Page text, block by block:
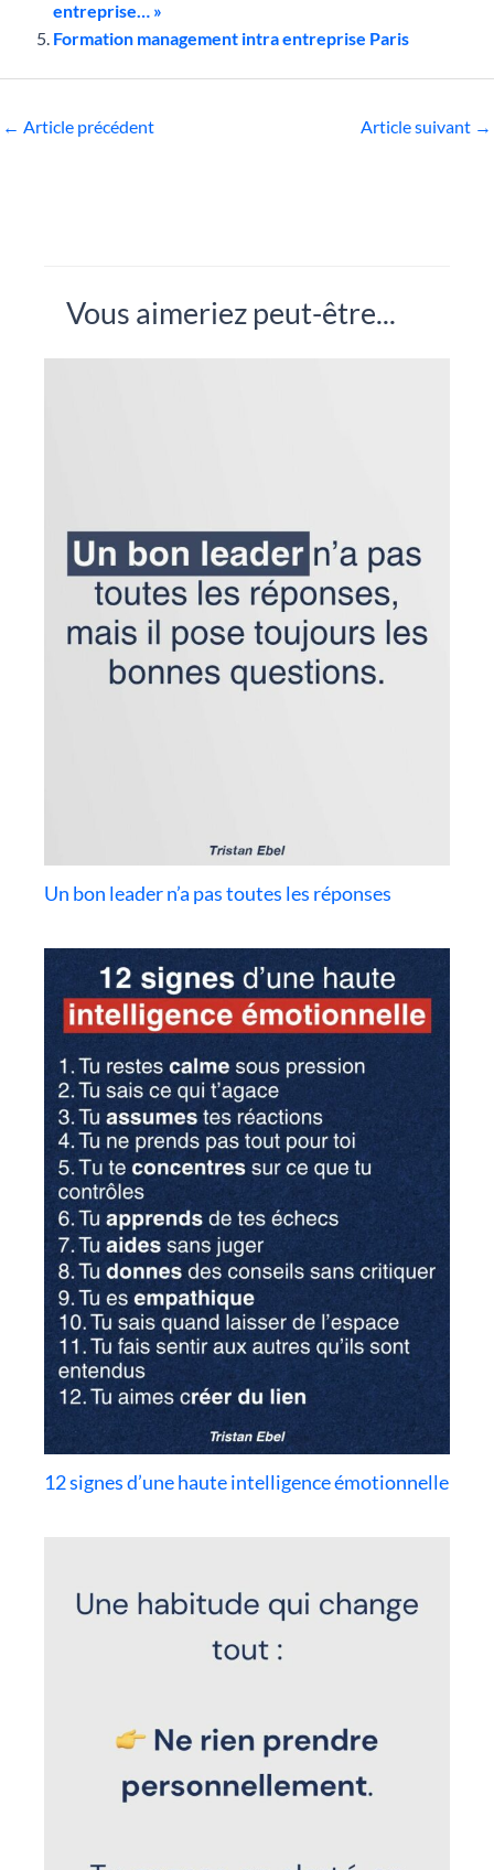
entreprise… »
Formation management intra entreprise Paris
← Article précédent Article suivant →
Vous aimeriez peut-être...
Un bon leader n’a pas toutes les réponses
12 signes d’une haute intelligence émotionnelle